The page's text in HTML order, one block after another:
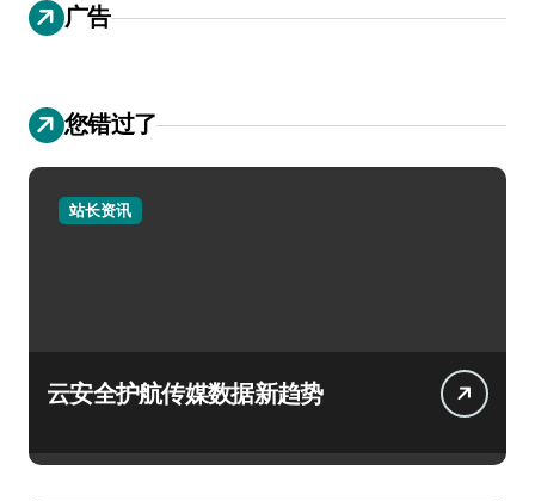
广告
您错过了
站长资讯
云安全护航传媒数据新趋势